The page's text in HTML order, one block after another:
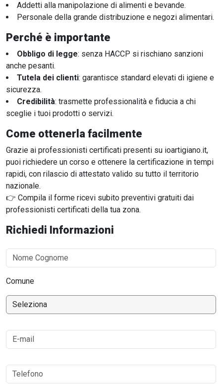
Addetti alla manipolazione di alimenti e bevande.
Personale della grande distribuzione e negozi alimentari.
Perché è importante
Obbligo di legge: senza HACCP si rischiano sanzioni
anche pesanti.
Tutela dei clienti: garantisce standard elevati di igiene e
sicurezza.
Credibilità: trasmette professionalità e fiducia a chi
sceglie i tuoi prodotti o servizi.
Come ottenerla facilmente
Grazie ai professionisti certificati presenti su ioartigiano.it,
puoi richiedere un corso e ottenere la certificazione in tempi
rapidi, con rilascio di attestato valido su tutto il territorio
nazionale.
👉 Compila il forme ricevi subito preventivi gratuiti dai
professionisti certificati della tua zona.
Richiedi Informazioni
Comune